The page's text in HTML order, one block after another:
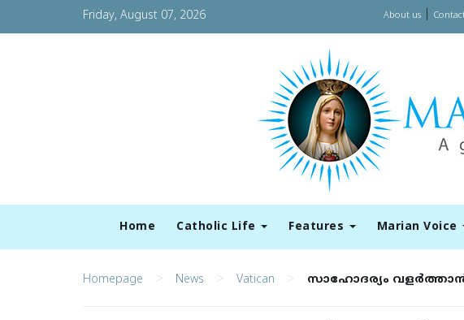
Friday, August 07, 2026 About us|
Home Catholic Life Features Marian Voice
Homepage > News > Vatican > സാഹോദര്യം